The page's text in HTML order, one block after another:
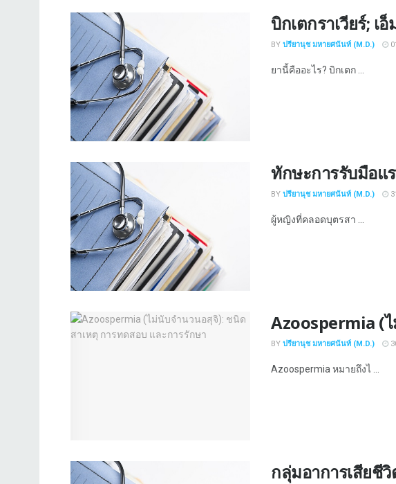
บิกเตกราเวียร์;
BY ปรียานุช มหายศนันท์ (M.D.)
ยานี้คืออะไร? บิกเตก ...
ทักษะการรับมือแ
BY ปรียานุช มหายศนันท์ (M.D.)
ผู้หญิงที่คลอดบุตรสา ...
Azoospermia (
BY ปรียานุช มหายศนันท์ (M.D.)
Azoospermia หมายถึงไ ...
กลุ่มอาการเสียชี